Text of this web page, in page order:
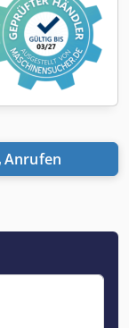
Anrufen